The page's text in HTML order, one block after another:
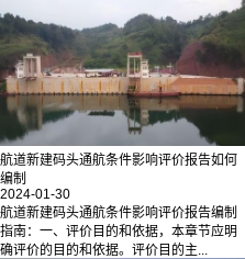
航道新建码头通航条件影响评价报告如何
编制
2024-01-30
航道新建码头通航条件影响评价报告编制
指南：一、评价目的和依据，本章节应明
确评价的目的和依据。评价目的主...